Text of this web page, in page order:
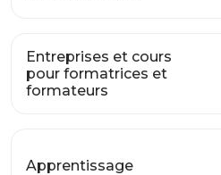
Entreprises et cours
pour formatrices et
formateurs
Apprentissage